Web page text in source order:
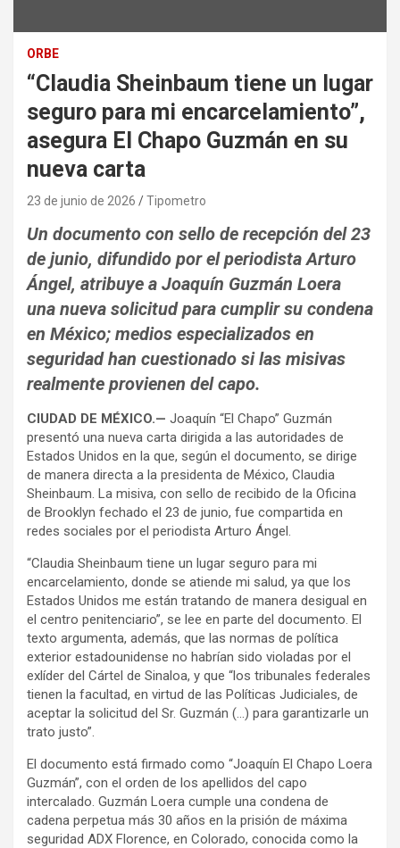
ORBE
“Claudia Sheinbaum tiene un lugar
seguro para mi encarcelamiento”,
asegura El Chapo Guzmán en su
nueva carta
23 de junio de 2026 Tipometro
Un documento con sello de recepción del 23
de junio, difundido por el periodista Arturo
Ángel, atribuye a Joaquín Guzmán Loera
una nueva solicitud para cumplir su condena
en México; medios especializados en
seguridad han cuestionado si las misivas
realmente provienen del capo.
CIUDAD DE MÉXICO.— Joaquín “El Chapo” Guzmán
presentó una nueva carta dirigida a las autoridades de
Estados Unidos en la que, según el documento, se dirige
de manera directa a la presidenta de México, Claudia
Sheinbaum. La misiva, con sello de recibido de la Oficina
de Brooklyn fechado el 23 de junio, fue compartida en
redes sociales por el periodista Arturo Ángel.
“Claudia Sheinbaum tiene un lugar seguro para mi
encarcelamiento, donde se atiende mi salud, ya que los
Estados Unidos me están tratando de manera desigual en
el centro penitenciario”, se lee en parte del documento. El
texto argumenta, además, que las normas de política
exterior estadounidense no habrían sido violadas por el
exlíder del Cártel de Sinaloa, y que “los tribunales federales
tienen la facultad, en virtud de las Políticas Judiciales, de
aceptar la solicitud del Sr. Guzmán (…) para garantizarle un
trato justo”.
El documento está firmado como “Joaquín El Chapo Loera
Guzmán”, con el orden de los apellidos del capo
intercalado. Guzmán Loera cumple una condena de
cadena perpetua más 30 años en la prisión de máxima
seguridad ADX Florence, en Colorado, conocida como la